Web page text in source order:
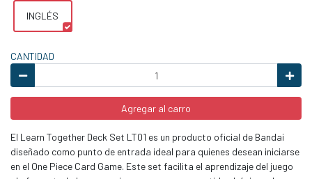
INGLÉS
CANTIDAD
Agregar al carro
El Learn Together Deck Set LT01 es un producto oficial de Bandai
diseñado como punto de entrada ideal para quienes desean iniciarse
en el One Piece Card Game. Este set facilita el aprendizaje del juego